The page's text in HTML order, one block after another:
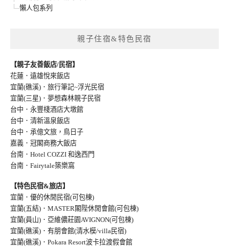
懶人包系列
親子住宿&特色民宿
【親子友善飯店/民宿】
花蓮．遠雄悅來飯店
宜蘭(礁溪)．旅行筆記~浮光民宿
宜蘭(三星)．夢想森林親子民宿
台中．永豐棧酒店大墩館
台中．清新溫泉飯店
台中．承億文旅，鳥日子
嘉義．冠閣商務大飯店
台南．Hotel COZZI 和逸西門
台南．Fairytale築樂窩
【特色民宿&旅店】
宜蘭．優的休閒民宿(可包棟)
宜蘭(五結)．MASTER閣陛休閒會館(可包棟)
宜蘭(員山)．亞維儂莊園AVIGNON(可包棟)
宜蘭(礁溪)．有朋會館(清水模/villa民宿)
宜蘭(礁溪)．Pokara Resort波卡拉渡假會館